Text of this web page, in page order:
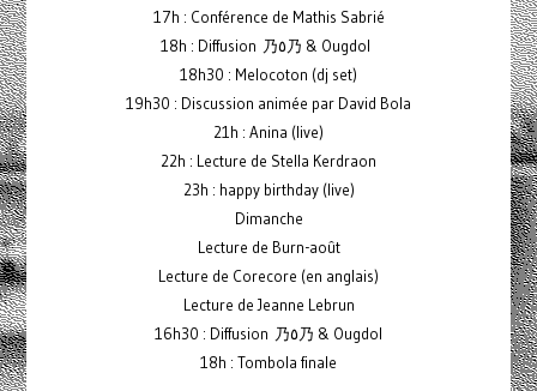
17h : Conférence de Mathis Sabrié
18h : Diffusion 乃٥乃 & Ougdol
18h30 : Melocoton (dj set)
19h30 : Discussion animée par David Bola
21h : Anina (live)
22h : Lecture de Stella Kerdraon
23h : happy birthday (live)
Dimanche
Lecture de Burn-août
Lecture de Corecore (en anglais)
Lecture de Jeanne Lebrun
16h30 : Diffusion 乃٥乃 & Ougdol
18h : Tombola finale